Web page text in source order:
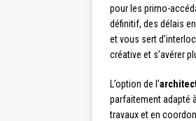
pour les primo-
définitif, des délais
et vous sert
créative et s’avérer
L’option de l’
parfaitement adapté
travaux et en